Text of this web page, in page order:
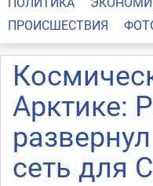
ПРОИСШЕСТВИЯ
Арктике:
сеть для